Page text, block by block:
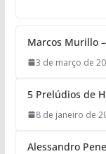
Marcos Murillo
3 de março de
5 Prelúdios de
8 de janeiro de
Alessandro